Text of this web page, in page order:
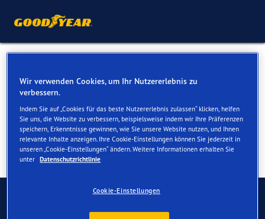
Renault Master
Kontaktieren Sie uns
Wir verwenden Cookies, um Ihr Nutzererlebnis zu
verbessern.
Indem Sie auf „Cookies für das beste Nutzererlebnis zulassen“ klicken, helfen
Sie uns, die Website zu verbessern, beispielsweise indem wir Ihre Präferenzen
speichern, Erkenntnisse gewinnen, wie Sie unsere Website nutzen, und Ihnen
relevante Inhalte anzeigen. Ihre Cookie-Einstellungen können Sie jederzeit in
unseren „Cookie-Einstellungen“ ändern. Weitere Informationen erhalten Sie
unter Datenschutzrichtlinie
Cookie-Einstellungen